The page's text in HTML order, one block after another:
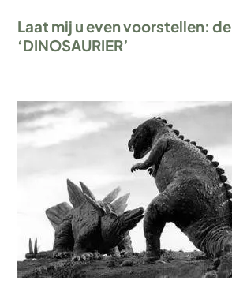
Laat mij u even voorstellen: de
‘DINOSAURIER’
Afbeelding